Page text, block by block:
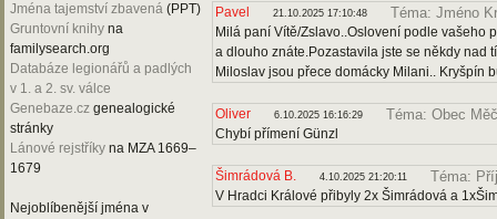
Jména tajemství zbavená (PPT)
Gruntovní knihy na
familysearch.org
Databáze legionářů a padlých
v 1. a 2. sv. válce
Genebaze.cz genealogické
stránky
Lánové rejstříky na MZA 1669–
1679
Nejoblíbenější jména v
Pavel 21.10.2025 17:10:48 Téma: Jméno
Milá paní Vítě/Zslavo..Oslovení podle vašeho
a dlouho znáte.Pozastavila jste se někdy nad
Miloslav jsou přece domácky Milani.. Kryšpín
Oliver 6.10.2025 16:16:29 Téma: Obec
Chybí přímení Günzl
Šimrádová B. 4.10.2025 21:20:11 Téma:
V Hradci Králové přibyly 2x Šimrádová a